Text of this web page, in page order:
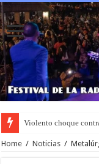
Violento choque
Home / Noticias /